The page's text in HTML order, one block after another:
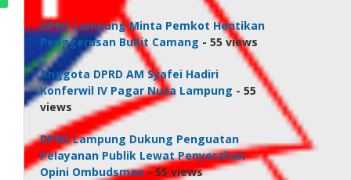
DPRD Lampung Minta Pemkot Hentikan
Penggerusan Bukit Camang - 55 views
Anggota DPRD AM Syafei Hadiri
Konferwil IV Pagar Nusa Lampung - 55
views
DPRD Lampung Dukung Penguatan
Pelayanan Publik Lewat Penyerahan
Opini Ombudsman- 55 views